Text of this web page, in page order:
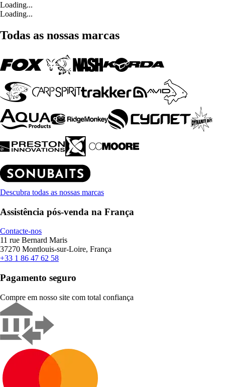
Loading...
Loading...
Todas as nossas marcas
Descubra todas as nossas marcas
Assistência pós-venda na França
Contacte-nos
11 rue Bernard Maris
37270 Montlouis-sur-Loire, França
+33 1 86 47 62 58
Pagamento seguro
Compre em nosso site com total confiança